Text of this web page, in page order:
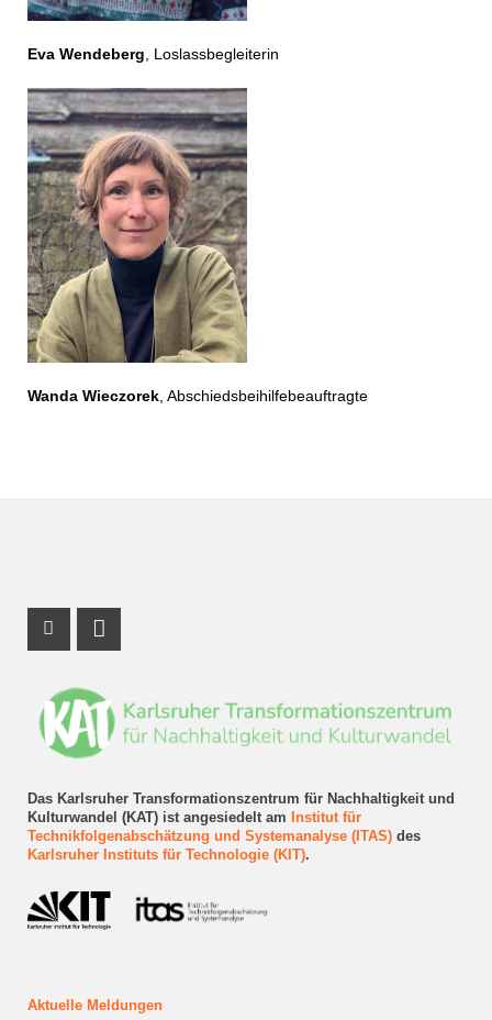
Eva Wendeberg , Loslassbegleiterin
Wanda Wieczorek, Abschiedsbeihilfebeauftragte
Das Karlsruher Transformationszentrum für Nachhaltigkeit und
Kulturwandel (KAT) ist angesiedelt am
Institut für
Technikfolgenabschätzung und Systemanalyse (ITAS)des
Karlsruher Instituts für Technologie (KIT).
Aktuelle Meldungen
Instagram Profil
LinkedIn Profil